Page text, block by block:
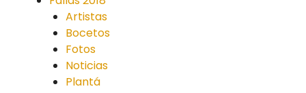
Artistas
Bocetos
Fotos
Noticias
Plantá